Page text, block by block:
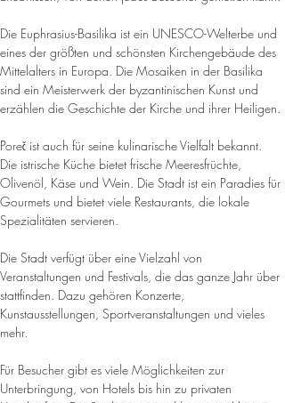
Die Euphrasius-Basilika ist ein UNESCO-Welterbe und
eines der größten und schönsten Kirchengebäude des
Mittelalters in Europa. Die Mosaiken in der Basilika
sind ein Meisterwerk der byzantinischen Kunst und
erzählen die Geschichte der Kirche und ihrer Heiligen.
Poreč ist auch für seine kulinarische Vielfalt bekannt.
Die istrische Küche bietet frische Meeresfrüchte,
Olivenöl, Käse und Wein. Die Stadt ist ein Paradies für
Gourmets und bietet viele Restaurants, die lokale
Spezialitäten servieren.
Die Stadt verfügt über eine Vielzahl von
Veranstaltungen und Festivals, die das ganze Jahr über
stattfinden. Dazu gehören Konzerte,
Kunstausstellungen, Sportveranstaltungen und vieles
mehr.
Für Besucher gibt es viele Möglichkeiten zur
Unterbringung, von Hotels bis hin zu privaten